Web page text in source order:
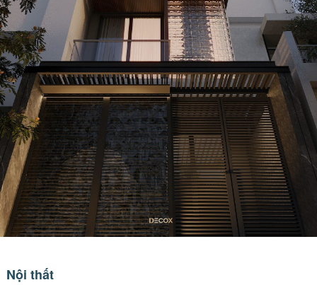
Nội thất